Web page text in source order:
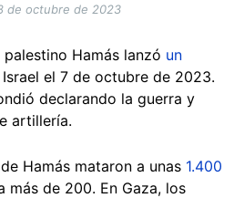
de octubre de 2023
Hamás lanzó un
el 7 de octubre de 2023.
declarando la guerra y
artillería.
Hamás mataron a unas 1.400
más de 200. En Gaza, los